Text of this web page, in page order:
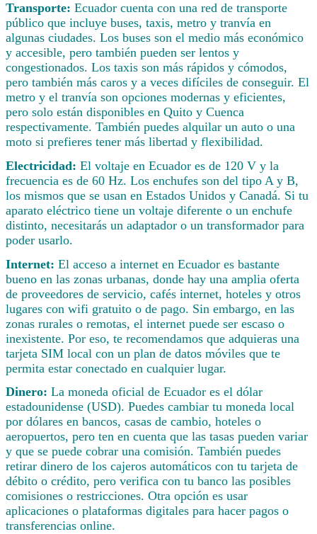
Transporte: Ecuador cuenta con una red de transporte
público que incluye buses, taxis, metro y tranvía en
algunas ciudades. Los buses son el medio más económico
y accesible, pero también pueden ser lentos y
congestionados. Los taxis son más rápidos y cómodos,
pero también más caros y a veces difíciles de conseguir. El
metro y el tranvía son opciones modernas y eficientes,
pero solo están disponibles en Quito y Cuenca
respectivamente. También puedes alquilar un auto o una
moto si prefieres tener más libertad y flexibilidad.
Electricidad: El voltaje en Ecuador es de 120 V y la
frecuencia es de 60 Hz. Los enchufes son del tipo A y B,
los mismos que se usan en Estados Unidos y Canadá. Si tu
aparato eléctrico tiene un voltaje diferente o un enchufe
distinto, necesitarás un adaptador o un transformador para
poder usarlo.
Internet: El acceso a internet en Ecuador es bastante
bueno en las zonas urbanas, donde hay una amplia oferta
de proveedores de servicio, cafés internet, hoteles y otros
lugares con wifi gratuito o de pago. Sin embargo, en las
zonas rurales o remotas, el internet puede ser escaso o
inexistente. Por eso, te recomendamos que adquieras una
tarjeta SIM local con un plan de datos móviles que te
permita estar conectado en cualquier lugar.
Dinero: La moneda oficial de Ecuador es el dólar
estadounidense (USD). Puedes cambiar tu moneda local
por dólares en bancos, casas de cambio, hoteles o
aeropuertos, pero ten en cuenta que las tasas pueden variar
y que se puede cobrar una comisión. También puedes
retirar dinero de los cajeros automáticos con tu tarjeta de
débito o crédito, pero verifica con tu banco las posibles
comisiones o restricciones. Otra opción es usar
aplicaciones o plataformas digitales para hacer pagos o
transferencias online.